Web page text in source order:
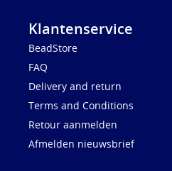
Klantenservice
BeadStore
FAQ
Delivery and return
Terms and Conditions
Retour aanmelden
Afmelden nieuwsbrief